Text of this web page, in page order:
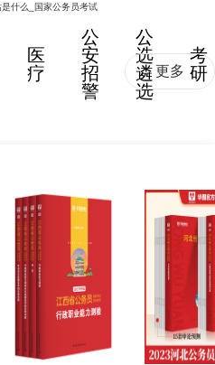
什么_国家公务员考试
医
疗
公
安
招
警
公
选
遴
选
考
研
更多